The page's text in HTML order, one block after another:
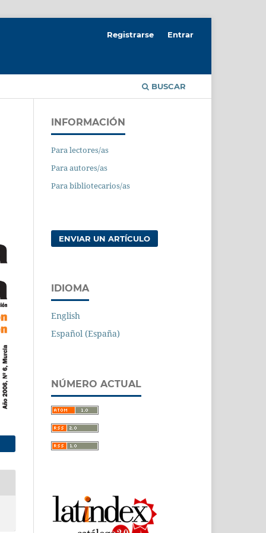
BUSCAR
Registrarse Entrar
INFORMACIÓN
Para lectores/as
Para autores/as
Para bibliotecarios/as
ENVIAR UN ARTÍCULO
IDIOMA
English
Español (España)
NÚMERO ACTUAL